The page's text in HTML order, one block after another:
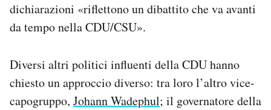
dichiarazioni «riflettono un dibattito che va avanti
da tempo nella CDU/CSU».
Diversi altri politici influenti della CDU hanno
chiesto un approccio diverso: tra loro l’altro vice-
capogruppo, Johann Wadephul; il governatore della